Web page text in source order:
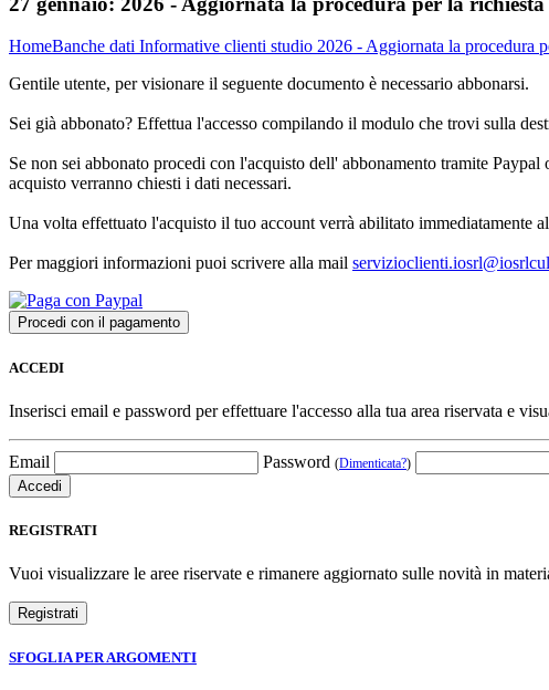
HomeBanche dati Informative clienti studio 2026 - Aggiornata la procedura
Gentile utente, per visionare il seguente documento è necessario abbonarsi.
Sei già abbonato? Effettua l'accesso compilando il modulo che trovi sulla
Se non sei abbonato procedi con l'acquisto dell' abbonamento tramite
acquisto verranno chiesti i dati necessari.
Una volta effettuato l'acquisto il tuo account verrà abilitato immediatamente
Per maggiori informazioni puoi scrivere alla mail
ACCEDI
Inserisci email e password per effettuare l'accesso alla tua area riservata e
Email Password (Dimenticata?)
REGISTRATI
Vuoi visualizzare le aree riservate e rimanere aggiornato sulle novità in
SFOGLIA PER ARGOMENTI